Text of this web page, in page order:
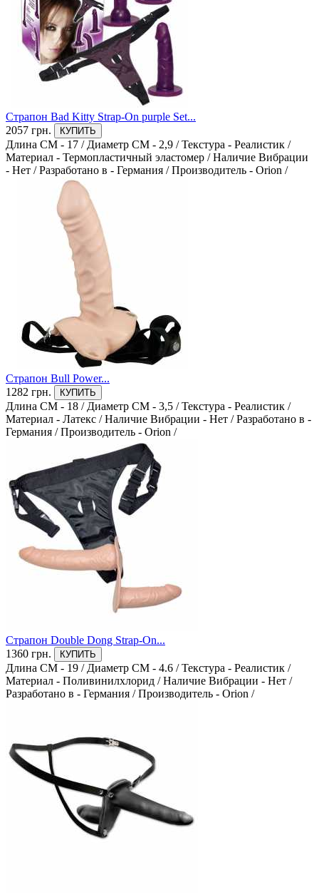
Orion
0
Seven Creations
0
ST Rubber
0
ToyFa
Разработано в
Венгрия
Германия
США
0
Страпон Bad Kitty Strap-On purple Set...
2057 грн.
КУПИТЬ
Длина СМ - 17 / Диаметр СМ - 2,9 /Текстура - Реалистик /
Материал - Термопластичный эластомер /Наличие Вибрации
- Нет /Разработано в - Германия /Производитель - Orion /
Страпон Bull Power...
1282 грн.
КУПИТЬ
Длина СМ - 18 / Диаметр СМ - 3,5 /Текстура - Реалистик /
Материал - Латекс /Наличие Вибрации - Нет /Разработано в -
Германия /Производитель - Orion /
Страпон Double Dong Strap-On...
1360 грн.
КУПИТЬ
Длина СМ - 19 / Диаметр СМ - 4.6 /Текстура - Реалистик /
Материал - Поливинилхлорид /Наличие Вибрации - Нет /
Разработано в - Германия /Производитель - Orion /